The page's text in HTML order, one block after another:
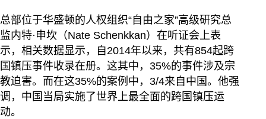
总部位于华盛顿的人权组织“自由之家”高级研究总
监内特·申坎（Nate Schenkkan）在听证会上表
示，相关数据显示，自2014年以来，共有854起跨
国镇压事件收录在册。这其中，35%的事件涉及宗
教迫害。而在这35%的案例中，3/4来自中国。他强
调，中国当局实施了世界上最全面的跨国镇压运
动。